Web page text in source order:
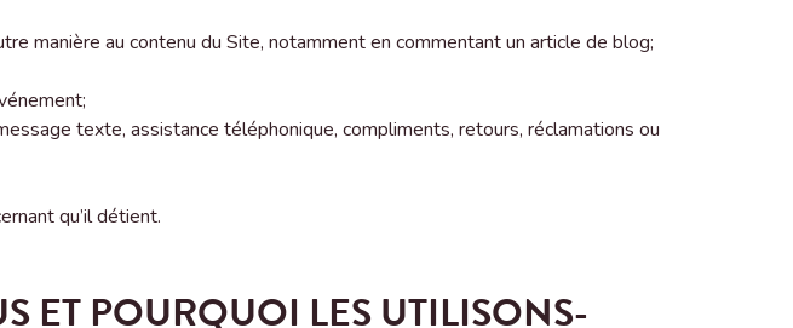
manière au contenu du Site, notamment en commentant un article de blog;
texte, assistance téléphonique, compliments, retours, réclamations ou
qu’il détient.
ET POURQUOI LES UTILISONS-